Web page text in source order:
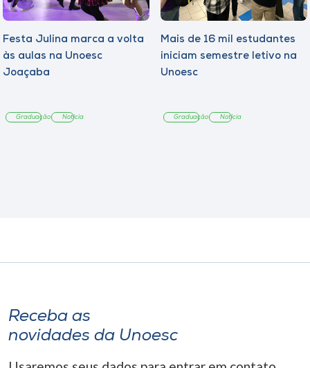
Festa Julina marca a volta
às aulas na Unoesc
Joaçaba
Graduação Notícia
Mais de 16 mil estudantes
iniciam semestre letivo na
Unoesc
Graduação Notícia
Receba as
novidades da Unoesc